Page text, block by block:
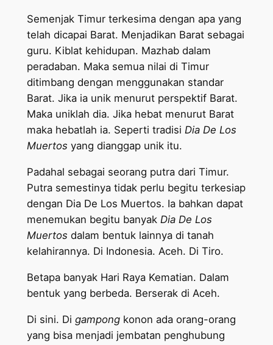
Semenjak Timur terkesima dengan apa yang
telah dicapai Barat. Menjadikan Barat sebagai
guru. Kiblat kehidupan. Mazhab dalam
peradaban. Maka semua nilai di Timur
ditimbang dengan menggunakan standar
Barat. Jika ia unik menurut perspektif Barat.
Maka uniklah dia. Jika hebat menurut Barat
maka hebatlah ia. Seperti tradisi Dia De Los
Muertos yang dianggap unik itu.
Padahal sebagai seorang putra dari Timur.
Putra semestinya tidak perlu begitu terkesiap
dengan Dia De Los Muertos. Ia bahkan dapat
menemukan begitu banyak Dia De Los
Muertos dalam bentuk lainnya di tanah
kelahirannya. Di Indonesia. Aceh. Di Tiro.
Betapa banyak Hari Raya Kematian. Dalam
bentuk yang berbeda. Berserak di Aceh.
Di sini. Di gampongkonon ada orang-orang
yang bisa menjadi jembatan penghubung